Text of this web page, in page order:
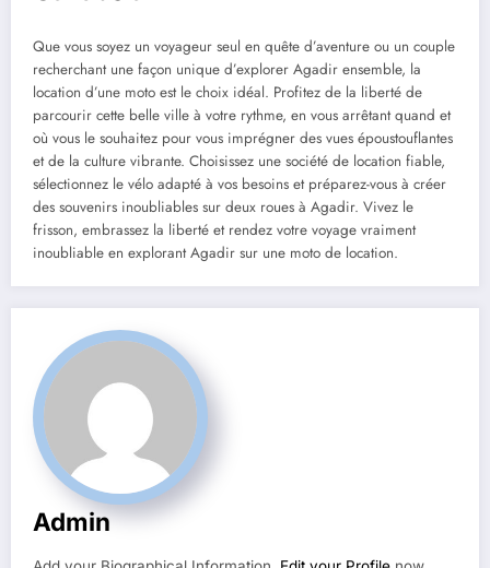
Que vous soyez un voyageur seul en quête d’aventure ou un couple
recherchant une façon unique d’explorer Agadir ensemble, la
location d’une moto est le choix idéal. Profitez de la liberté de
parcourir cette belle ville à votre rythme, en vous arrêtant quand et
où vous le souhaitez pour vous imprégner des vues époustouflantes
et de la culture vibrante. Choisissez une société de location fiable,
sélectionnez le vélo adapté à vos besoins et préparez-vous à créer
des souvenirs inoubliables sur deux roues à Agadir. Vivez le
frisson, embrassez la liberté et rendez votre voyage vraiment
inoubliable en explorant Agadir sur une moto de location.
Admin